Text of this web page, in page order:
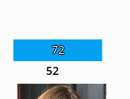
72
52